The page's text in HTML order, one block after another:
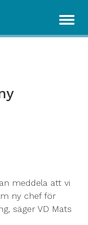
meddela att vi
ny chef för
säger VD Mats